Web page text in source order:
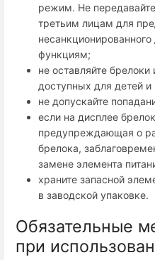
режим. Не
третьим лицам для
функциям;
не оставляйте
доступных для детей
не допускайте
если на дисплее
предупреждающая о
брелока,
замене элемента
храните запасной
в заводской упаковке.
Обязательные
при